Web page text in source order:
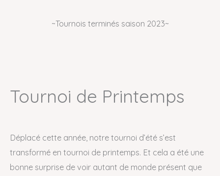
~Tournois terminés saison 2023~
Tournoi de Printemps
Déplacé cette année, notre tournoi d’été s’est
transformé en tournoi de printemps. Et cela a été une
bonne surprise de voir autant de monde présent que